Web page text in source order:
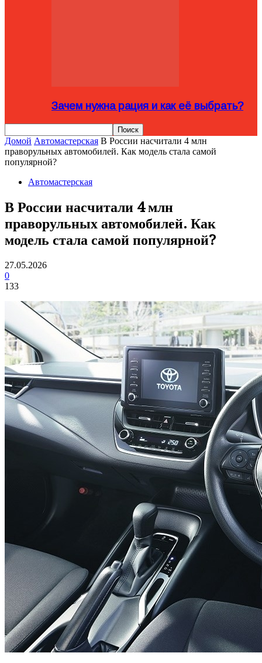
Зачем нужна рация и как её выбрать?
Домой Автомастерская В России насчитали 4 млн
праворульных автомобилей. Как модель стала самой
популярной?
Автомастерская
В России насчитали 4 млн
праворульных автомобилей. Как
модель стала самой популярной?
27.05.2026
0
133